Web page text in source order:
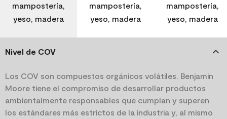
mampostería,
yeso, madera
mampostería,
yeso, madera
mampostería,
yeso, madera
Nivel de COV
Los COV son compuestos orgánicos volátiles. Benjamin
Moore tiene el compromiso de desarrollar productos
ambientalmente responsables que cumplan y superen
los estándares más estrictos de la industria y, al mismo